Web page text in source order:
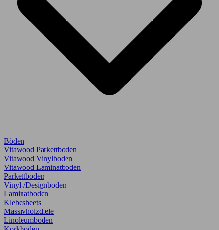
Böden
Vitawood Parkettboden
Vitawood Vinylboden
Vitawood Laminatboden
Parkettboden
Vinyl-/Designboden
Laminatboden
Klebesheets
Massivholzdiele
Linoleumboden